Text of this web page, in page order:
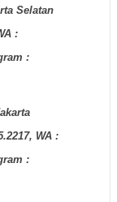
Selatan
:
:
WA :
: